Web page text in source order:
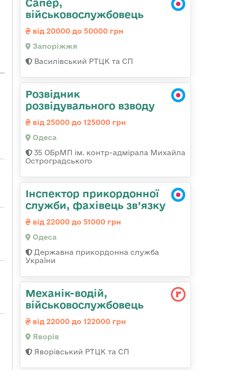
Сапер,
військовослужбовець
від 20000 до 50000 грн
Запоріжжя
Василівський РТЦК та СП
Розвідник
розвідувального взводу
від 25000 до 125000 грн
Одеса
35 ОБрМП ім. контр-адмірала Михайла
Остроградського
Інспектор прикордонної
служби, фахівець зв’язку
від 22000 до 51000 грн
Одеса
Державна прикордонна служба
України
Механік-водій,
військовослужбовець
від 22000 до 122000 грн
Яворів
Яворівський РТЦК та СП